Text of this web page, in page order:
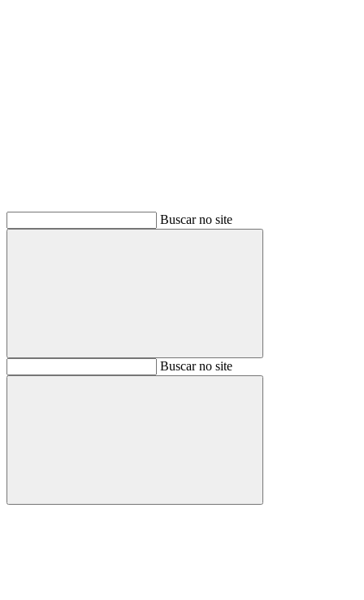
Buscar no site
BuscarBuscar no site
Buscar